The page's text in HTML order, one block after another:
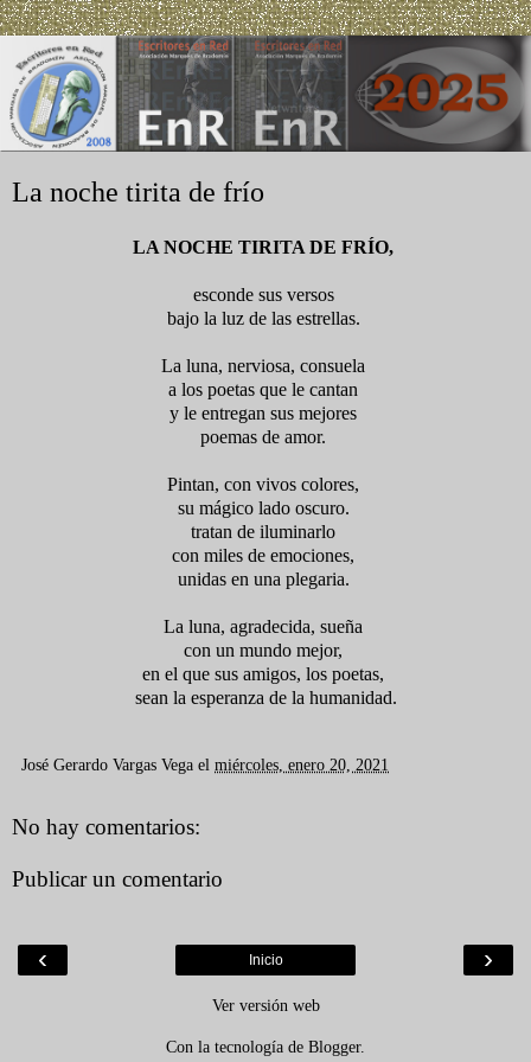
La noche tirita de frío
LA NOCHE TIRITA DE FRÍO,
esconde sus versos
bajo la luz de las estrellas.
La luna, nerviosa, consuela
a los poetas que le cantan
y le entregan sus mejores
poemas de amor.
Pintan, con vivos colores,
su mágico lado oscuro.
tratan de iluminarlo
con miles de emociones,
unidas en una plegaria.
La luna, agradecida, sueña
con un mundo mejor,
en el que sus amigos, los poetas,
sean la esperanza de la humanidad.
José Gerardo Vargas Vega el miércoles, enero 20, 2021
No hay comentarios:
Publicar un comentario
‹ ›
Inicio
Ver versión web
Con la tecnología de Blogger.